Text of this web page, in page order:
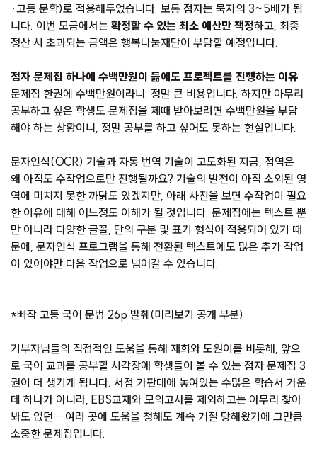
·고등 문학)로 적용해두었습니다. 보통 점자는 묵자의 3~5배가 됩
니다. 이번 모금에서는 확정할 수 있는 최소 예산만 책정하고, 최종
정산 시 초과되는 금액은 행복나눔재단이 부담할 예정입니다.
점자 문제집 하나에 수백만원이 듦에도 프로젝트를 진행하는 이유
문제집 한권에 수백만원이라니. 정말 큰 비용입니다. 하지만 아무리
공부하고 싶은 학생도 문제집을 제때 받아보려면 수백만원을 부담
해야 하는 상황이니, 정말 공부를 하고 싶어도 못하는 현실입니다.
문자인식(OCR) 기술과 자동 번역 기술이 고도화된 지금, 점역은
왜 아직도 수작업으로만 진행될까요? 기술의 발전이 아직 소외된 영
역에 미치지 못한 까닭도 있겠지만, 아래 사진을 보면 수작업이 필요
한 이유에 대해 어느정도 이해가 될 것입니다. 문제집에는 텍스트 뿐
만 아니라 다양한 글꼴, 단의 구분 및 표기 형식이 적용되어 있기 때
문에, 문자인식 프로그램을 통해 전환된 텍스트에도 많은 추가 작업
이 있어야만 다음 작업으로 넘어갈 수 있습니다.
*빠작 고등 국어 문법 26p 발췌(미리보기 공개 부분)
기부자님들의 직접적인 도움을 통해 재희와 도원이를 비롯해, 앞으
로 국어 교과를 공부할 시각장애 학생들이 볼 수 있는 점자 문제집 3
권이 더 생기게 됩니다. 서점 가판대에 놓여있는 수많은 학습서 가운
데 하나가 아니라, EBS교재와 모의고사를 제외하고는 아무리 찾아
봐도 없던… 여러 곳에 도움을 청해도 계속 거절 당해왔기에 그만큼
소중한 문제집입니다.